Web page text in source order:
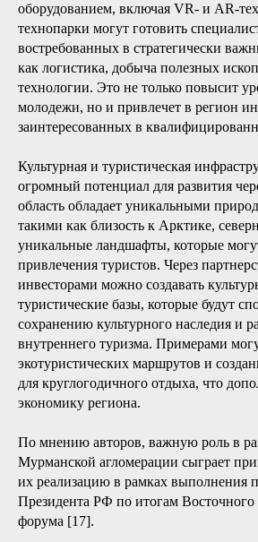
оборудованием, включая VR- и AR-
технопарки могут готовить
востребованных в стратегически
как логистика, добыча полезных
технологии. Это не только повысит
молодежи, но и привлечет в регион
заинтересованных в
Культурная и туристическая
огромный потенциал для развития
область обладает уникальными
такими как близость к Арктике,
уникальные ландшафты, которые
привлечения туристов. Через
инвесторами можно создавать
туристические базы, которые будут
сохранению культурного наследия и
внутреннего туризма. Примерами
экотуристических маршрутов и
для круглогодичного отдыха, что
экономику региона.
По мнению авторов, важную роль в
Мурманской агломерации сыграет
их реализацию в рамках выполнения
Президента РФ по итогам Восточного
форума [17].